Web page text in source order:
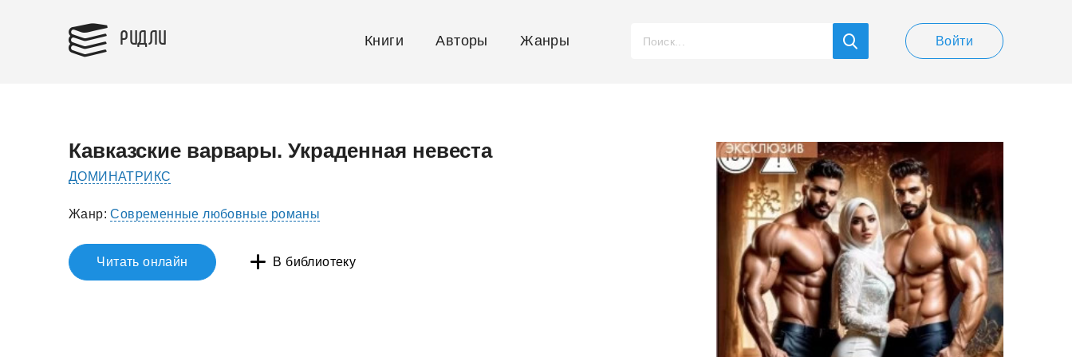
РИДЛИ Книги Авторы Жанры Войти
Кавказские варвары. Украденная невеста
ДОМИНАТРИКС
Жанр:Современные любовные романы
Читать онлайн В библиотеку